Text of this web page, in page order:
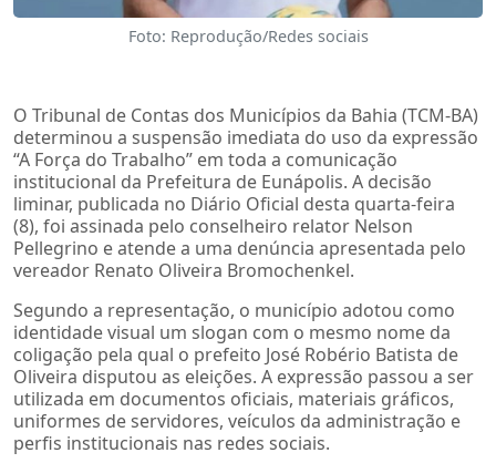
Foto: Reprodução/Redes sociais
O Tribunal de Contas dos Municípios da Bahia (TCM-BA)
determinou a suspensão imediata do uso da expressão
“A Força do Trabalho” em toda a comunicação
institucional da Prefeitura de Eunápolis. A decisão
liminar, publicada no Diário Oficial desta quarta-feira
(8), foi assinada pelo conselheiro relator Nelson
Pellegrino e atende a uma denúncia apresentada pelo
vereador Renato Oliveira Bromochenkel.
Segundo a representação, o município adotou como
identidade visual um slogan com o mesmo nome da
coligação pela qual o prefeito José Robério Batista de
Oliveira disputou as eleições. A expressão passou a ser
utilizada em documentos oficiais, materiais gráficos,
uniformes de servidores, veículos da administração e
perfis institucionais nas redes sociais.